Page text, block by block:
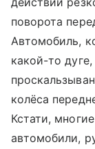
поворота
Автомобиль,
какой-то
колёса
Кстати,
автомобили,